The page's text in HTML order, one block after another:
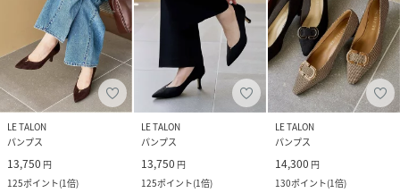
LE TALON
パンプス
13,750 円
125ポイント(1倍)
LE TALON
パンプス
13,750 円
125ポイント(1倍)
LE TALON
パンプス
14,300 円
130ポイント(1倍)